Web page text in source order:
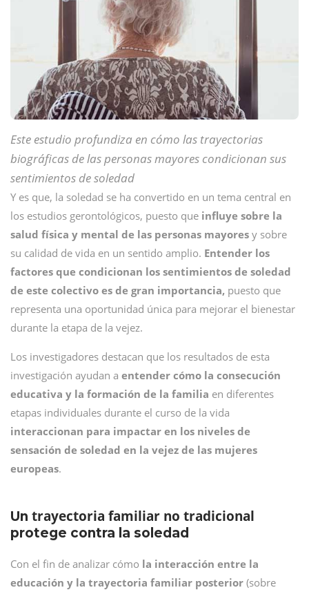
Este estudio profundiza en cómo las trayectorias
biográficas de las personas mayores condicionan sus
sentimientos de soledad
Y es que, la soledad se ha convertido en un tema central en
los estudios gerontológicos, puesto que influye sobre la
salud física y mental de las personas mayores y sobre
su calidad de vida en un sentido amplio. Entender los
factores que condicionan los sentimientos de soledad
de este colectivo es de gran importancia, puesto que
representa una oportunidad única para mejorar el bienestar
durante la etapa de la vejez.
Los investigadores destacan que los resultados de esta
investigación ayudan a entender cómo la consecución
educativa y la formación de la familia en diferentes
etapas individuales durante el curso de la vida
interaccionan para impactar en los niveles de
sensación de soledad en la vejez de las mujeres
europeas.
Un trayectoria familiar no tradicional
protege contra la soledad
Con el fin de analizar cómo la interacción entre la
educación y la trayectoria familiar posterior (sobre